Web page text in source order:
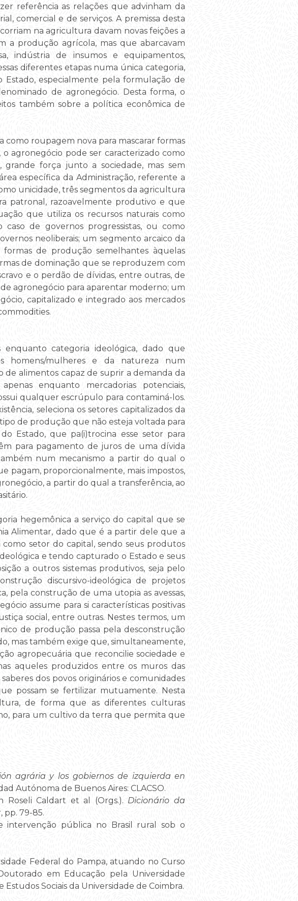
referência as relações que advinham da
comercial e de serviços. A premissa desta
na agricultura davam novas feições a
a produção agrícola, mas que abarcavam
indústria de insumos e equipamentos,
diferentes etapas numa única categoria,
especialmente pela formulação de
de agronegócio. Desta forma, o
também sobre a política econômica de
como roupagem nova para mascarar formas
agronegócio pode ser caracterizado como
grande força junto a sociedade, mas sem
específica da Administração, referente a
unicidade, três segmentos da agricultura
patronal, razoavelmente produtivo e que
que utiliza os recursos naturais como
de governos progressistas, ou como
neoliberais; um segmento arcaico da
de produção semelhantes àquelas
de dominação que se reproduzem com
e o perdão de dívidas, entre outras, de
agronegócio para aparentar moderno; um
capitalizado e integrado aos mercados
enquanto categoria ideológica, dado que
homens/mulheres e da natureza num
alimentos capaz de suprir a demanda da
enquanto mercadorias potenciais,
qualquer escrúpulo para contaminá-los.
seleciona os setores capitalizados da
de produção que não esteja voltada para
Estado, que pa(i)trocina esse setor para
para pagamento de juros de uma dívida
num mecanismo a partir do qual o
pagam, proporcionalmente, mais impostos,
a partir do qual a transferência, ao
hegemônica a serviço do capital que se
Alimentar, dado que é a partir dele que a
setor do capital, sendo seus produtos
e tendo capturado o Estado e seus
a outros sistemas produtivos, seja pelo
discursivo-ideológica de projetos
pela construção de uma utopia as avessas,
assume para si características positivas
social, entre outras. Nestes termos, um
de produção passa pela desconstrução
mas também exige que, simultaneamente,
agropecuária que reconcilie sociedade e
aqueles produzidos entre os muros das
dos povos originários e comunidades
possam se fertilizar mutuamente. Nesta
de forma que as diferentes culturas
para um cultivo da terra que permita que
agrária y los gobiernos de izquierda en
Autónoma de Buenos Aires: CLACSO.
Roseli Caldart et al (Orgs.). Dicionário da
pp. 79-85.
intervenção pública no Brasil rural sob o
Federal do Pampa, atuando no Curso
em Educação pela Universidade
Sociais da Universidade de Coimbra.